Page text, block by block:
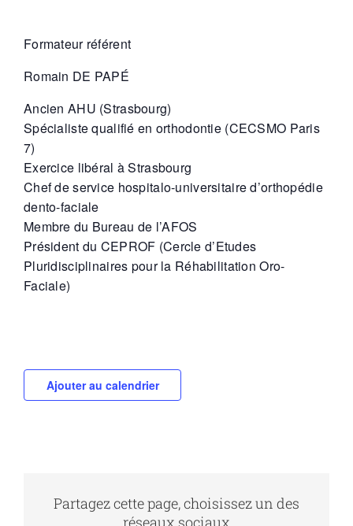
Formateur référent
Romain DE PAPÉ
Ancien AHU (Strasbourg)
Spécialiste qualifié en orthodontie (CECSMO Paris
7)
Exercice libéral à Strasbourg
Chef de service hospitalo-universitaire d’orthopédie
dento-faciale
Membre du Bureau de l’AFOS
Président du CEPROF (Cercle d’Etudes
Pluridisciplinaires pour la Réhabilitation Oro-
Faciale)
Ajouter au calendrier
Partagez cette page, choisissez un des
réseaux sociaux